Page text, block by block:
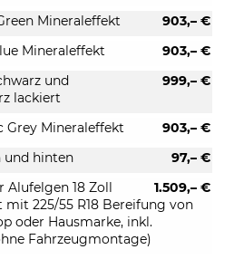
903,– €
Mineraleffekt
903,– €
Mineraleffekt
999,– €
und
lackiert
903,– €
Grey Mineraleffekt
97,– €
und hinten
1.509,– €
18 Zoll
225/55 R18 Bereifung von
oder Hausmarke, inkl.
Fahrzeugmontage)